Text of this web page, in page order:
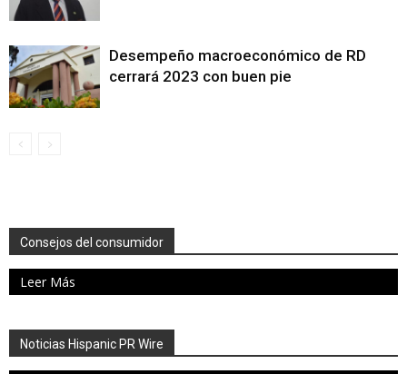
Desempeño macroeconómico de RD
cerrará 2023 con buen pie
Consejos del consumidor
Leer Más
Noticias Hispanic PR Wire